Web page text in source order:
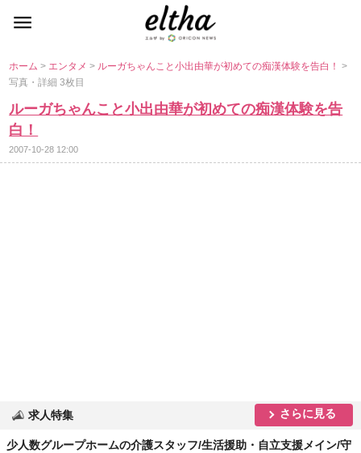
ホーム> エンタメ> ルーガちゃんこと小出由華が初めての痴漢体験を告白！>
写真・詳細 3枚目
ルーガちゃんこと小出由華が初めての痴漢体験を告
白！
2007-10-28 12:00
求人特集 さらに見る
少人数グループホームの介護スタッフ/生活援助・自立支援メイン/守